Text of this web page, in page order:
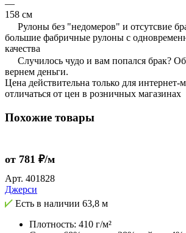
—
158 см
Рулоны без "недомеров" и отсутсвие
большие фабричные рулоны с
качества
Случилось чудо и вам попался брак?
вернем деньги.
Цена действительна только для интернет-
отличаться от цен в розничных магазинах
Похожие товары
от 781 ₽/м
Арт. 401828
Джерси
Есть в наличии 63,8 м
Плотность: 410 г/м²